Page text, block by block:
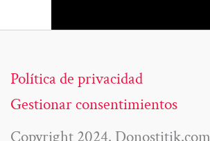
Política de privacidad
Gestionar consentimientos